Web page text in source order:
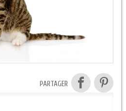
PARTAGER